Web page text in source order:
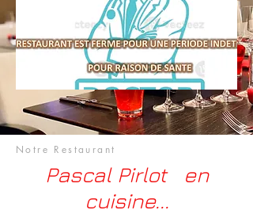
Notre Restaurant
Pascal Pirlot en
cuisine...